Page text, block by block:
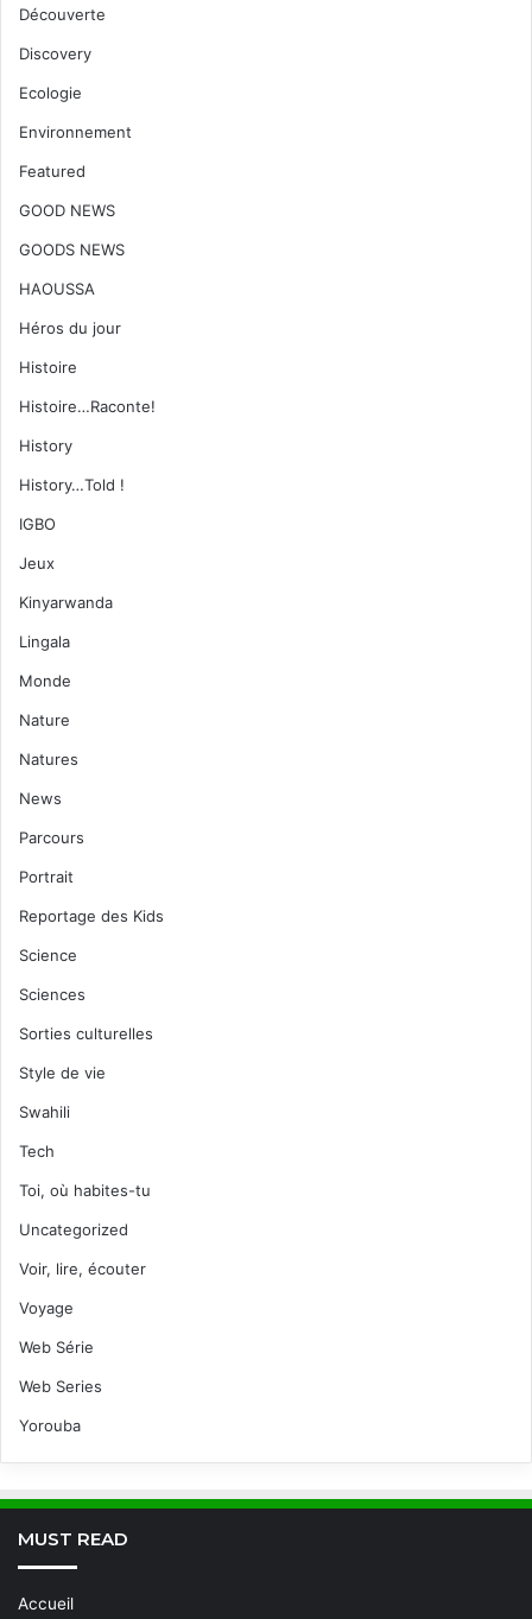
Découverte
Discovery
Ecologie
Environnement
Featured
GOOD NEWS
GOODS NEWS
HAOUSSA
Héros du jour
Histoire
Histoire…Raconte!
History
History…Told !
IGBO
Jeux
Kinyarwanda
Lingala
Monde
Nature
Natures
News
Parcours
Portrait
Reportage des Kids
Science
Sciences
Sorties culturelles
Style de vie
Swahili
Tech
Toi, où habites-tu
Uncategorized
Voir, lire, écouter
Voyage
Web Série
Web Series
Yorouba
MUST READ
Accueil